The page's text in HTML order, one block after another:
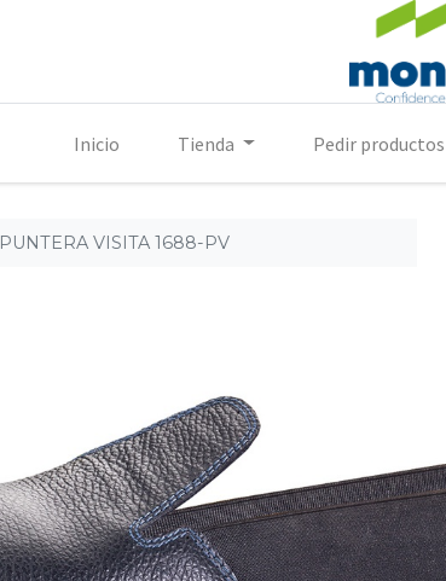
Inicio Tienda Pedir productos
PUNTERA VISITA 1688-PV